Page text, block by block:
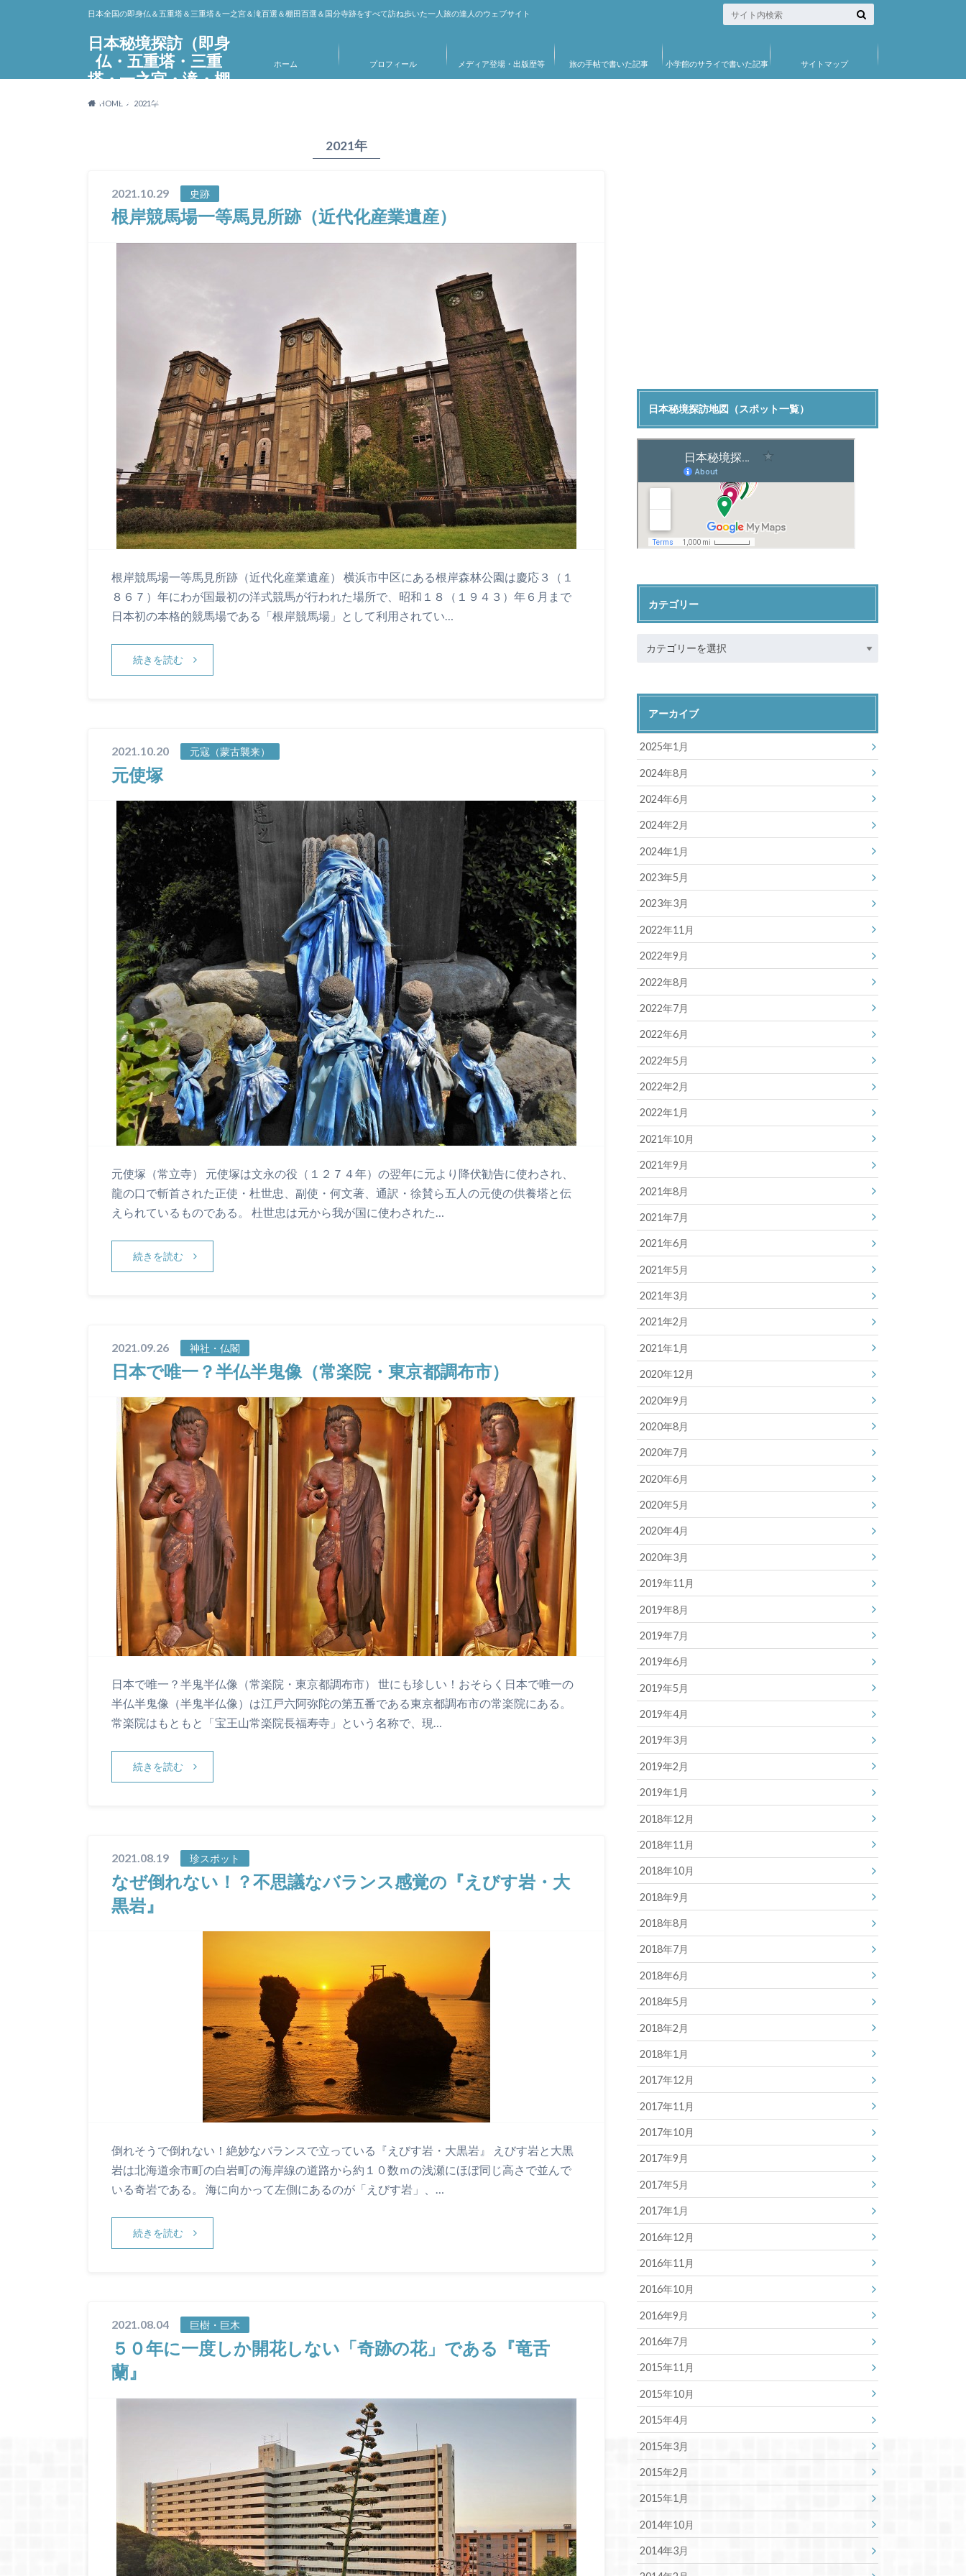
日本秘境探訪（即身
仏・五重塔・三重
塔・一之宮・滝・棚
田・墓・元寇史跡・
日本全国の即身仏＆五重塔＆三重塔＆一之宮＆滝百選＆棚田百選＆国分寺跡をすべて訪ね歩いた一人旅の達人のウェブサイト
ホーム プロフィール メディア登場・出版歴等 旅の手帖で書いた記事 小学館のサライで書いた記事 サイトマップ
HOME 2021年
2021年
2021.10.29 史跡
根岸競馬場一等馬見所跡（近代化産業遺産）
根岸競馬場一等馬見所跡（近代化産業遺産） 横浜市中区にある根岸森林公園は慶応３（１
８６７）年にわが国最初の洋式競馬が行われた場所で、昭和１８（１９４３）年６月まで
日本初の本格的競馬場である「根岸競馬場」として利用されてい…
続きを読む
2021.10.20 元寇（蒙古襲来）
元使塚
元使塚（常立寺） 元使塚は文永の役（１２７４年）の翌年に元より降伏勧告に使わされ、
龍の口で斬首された正使・杜世忠、副使・何文著、通訳・徐賛ら五人の元使の供養塔と伝
えられているものである。 杜世忠は元から我が国に使わされた…
続きを読む
2021.09.26 神社・仏閣
日本で唯一？半仏半鬼像（常楽院・東京都調布市）
日本で唯一？半鬼半仏像（常楽院・東京都調布市） 世にも珍しい！おそらく日本で唯一の
半仏半鬼像（半鬼半仏像）は江戸六阿弥陀の第五番である東京都調布市の常楽院にある。
常楽院はもともと「宝王山常楽院長福寿寺」という名称で、現…
続きを読む
2021.08.19 珍スポット
なぜ倒れない！？不思議なバランス感覚の『えびす岩・大
黒岩』
倒れそうで倒れない！絶妙なバランスで立っている『えびす岩・大黒岩』 えびす岩と大黒
岩は北海道余市町の白岩町の海岸線の道路から約１０数ｍの浅瀬にほぼ同じ高さで並んで
いる奇岩である。 海に向かって左側にあるのが「えびす岩」、…
続きを読む
2021.08.04 巨樹・巨木
５０年に一度しか開花しない「奇跡の花」である『竜舌
蘭』
日本秘境探訪地図（スポット一覧）
カテゴリー
アーカイブ
2025年1月
2024年8月
2024年6月
2024年2月
2024年1月
2023年5月
2023年3月
2022年11月
2022年9月
2022年8月
2022年7月
2022年6月
2022年5月
2022年2月
2022年1月
2021年10月
2021年9月
2021年8月
2021年7月
2021年6月
2021年5月
2021年3月
2021年2月
2021年1月
2020年12月
2020年9月
2020年8月
2020年7月
2020年6月
2020年5月
2020年4月
2020年3月
2019年11月
2019年8月
2019年7月
2019年6月
2019年5月
2019年4月
2019年3月
2019年2月
2019年1月
2018年12月
2018年11月
2018年10月
2018年9月
2018年8月
2018年7月
2018年6月
2018年5月
2018年2月
2018年1月
2017年12月
2017年11月
2017年10月
2017年9月
2017年5月
2017年1月
2016年12月
2016年11月
2016年10月
2016年9月
2016年7月
2015年11月
2015年10月
2015年4月
2015年3月
2015年2月
2015年1月
2014年10月
2014年3月